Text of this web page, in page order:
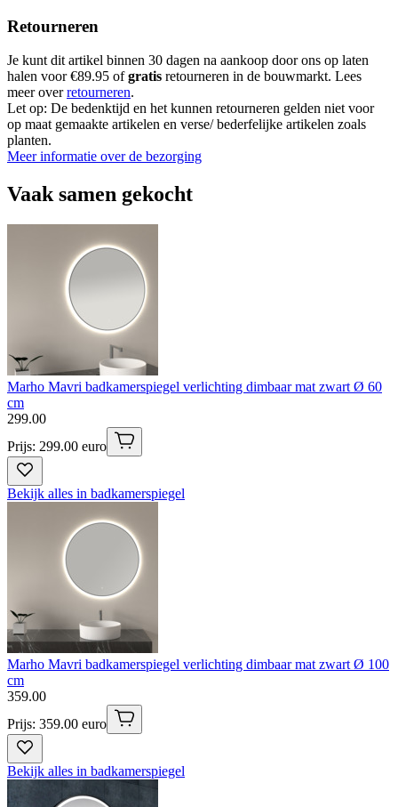
Retourneren
Je kunt dit artikel binnen 30 dagen na aankoop door ons op laten
halen voor €89.95 ofgratis retourneren in de bouwmarkt. Lees
meer overretourneren.
Let op: De bedenktijd en het kunnen retourneren gelden niet voor
op maat gemaakte artikelen en verse/ bederfelijke artikelen zoals
planten.
Meer informatie over de bezorging
Vaak samen gekocht
Marho Mavri badkamerspiegel verlichting dimbaar mat zwart Ø 60
cm
299.00
Prijs: 299.00 euro
Bekijk alles in badkamerspiegel
Marho Mavri badkamerspiegel verlichting dimbaar mat zwart Ø 100
cm
359.00
Prijs: 359.00 euro
Bekijk alles in badkamerspiegel